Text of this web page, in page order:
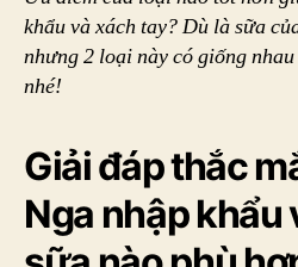
khẩu và xách tay? Dù là sữa
nhưng 2 loại này có giống
nhé!
Giải đáp thắc
Nga nhập khẩu